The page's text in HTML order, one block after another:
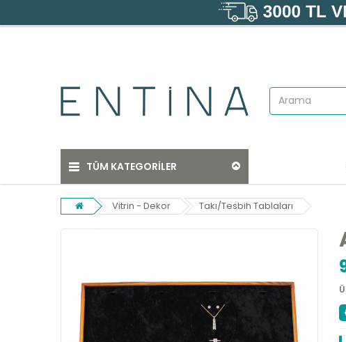
TÜM KATEGORİLER
Vitrin - Dekor Takı/Tesbih Tablaları